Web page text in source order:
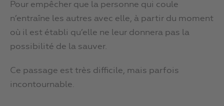
Pour empêcher que la personne qui coule
n’entraîne les autres avec elle, à partir du moment
où il est établi qu’elle ne leur donnera pas la
possibilité de la sauver.
Ce passage est très difficile, mais parfois
incontournable.